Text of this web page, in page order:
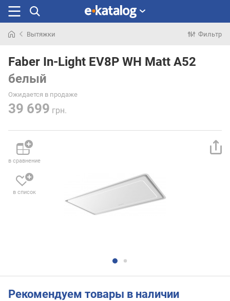
раньше
Вытяжки Фильтр
Faber In-Light EV8P WH Matt A52
белый
Ожидается в продаже
39 699 грн.
в сравнение
в список
Рекомендуем товары в наличии